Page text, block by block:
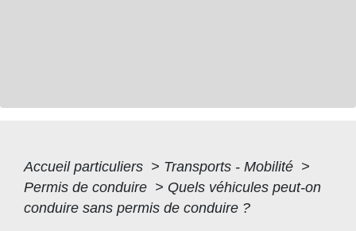
Accueil particuliers > Transports - Mobilité >
Permis de conduire > Quels véhicules peut-on
conduire sans permis de conduire ?